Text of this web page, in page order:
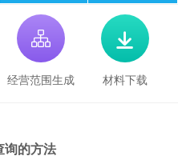

经营范围生成

材料下载
询的方法